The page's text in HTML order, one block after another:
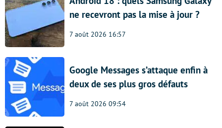
ne recevront pas la mise à jour ?
7 août 2026 16:57
Google Messages s’attaque enfin à
deux de ses plus gros défauts
7 août 2026 09:54